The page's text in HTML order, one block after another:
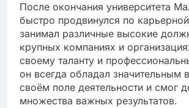
После окончания университета
быстро продвинулся по
занимал различные высокие
крупных компаниях и
своему таланту и
он всегда обладал значительным
своём поле деятельности и смог
множества важных результатов.